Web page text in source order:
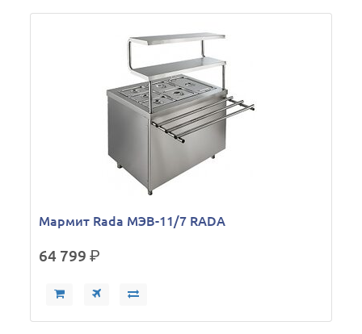
Мармит Rada МЭВ-11/7 RADA
64 799р.